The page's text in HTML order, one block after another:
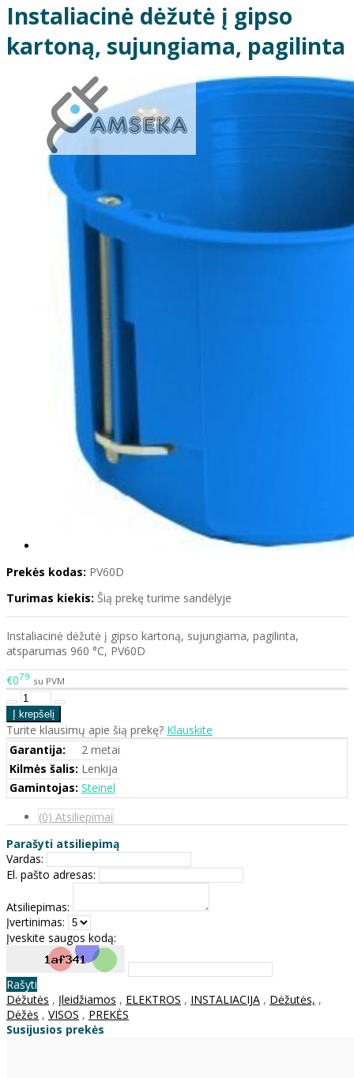
Instaliacinė dėžutė į gipso
kartoną, sujungiama, pagilinta
Prekės kodas: PV60D
Turimas kiekis: Šią prekę turime sandėlyje
Instaliacinė dėžutė į gipso kartoną, sujungiama, pagilinta,
atsparumas 960 °C, PV60D
€079 su PVM
Turite klausimų apie šią prekę? Klauskite
Garantija:
2 metai
Kilmės šalis: Lenkija
Gamintojas: Steinel
(0) Atsiliepimai
Parašyti atsiliepimą
Vardas:
El. pašto adresas:
Atsiliepimas:
Įvertinimas:
Įveskite saugos kodą:
Rašyti
Dėžutės , Įleidžiamos , ELEKTROS , INSTALIACIJA , Dėžutės, ,
Dėžės , VISOS , PREKĖS
Susijusios prekės